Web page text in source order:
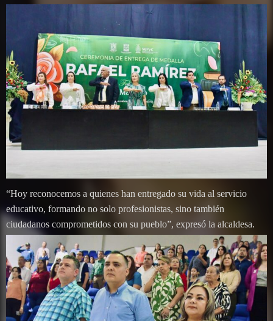
“Hoy reconocemos a quienes han entregado su vida al servicio
educativo, formando no solo profesionistas, sino también
ciudadanos comprometidos con su pueblo”, expresó la alcaldesa.